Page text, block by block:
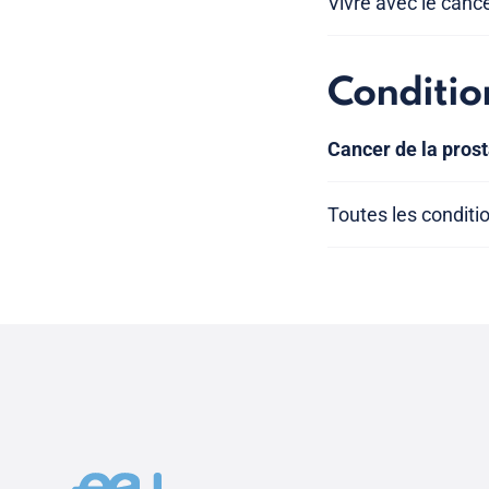
Cancer de la
Toutes les